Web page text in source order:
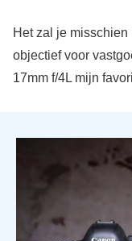
Het zal je
objectief voor
17mm f/4L mijn